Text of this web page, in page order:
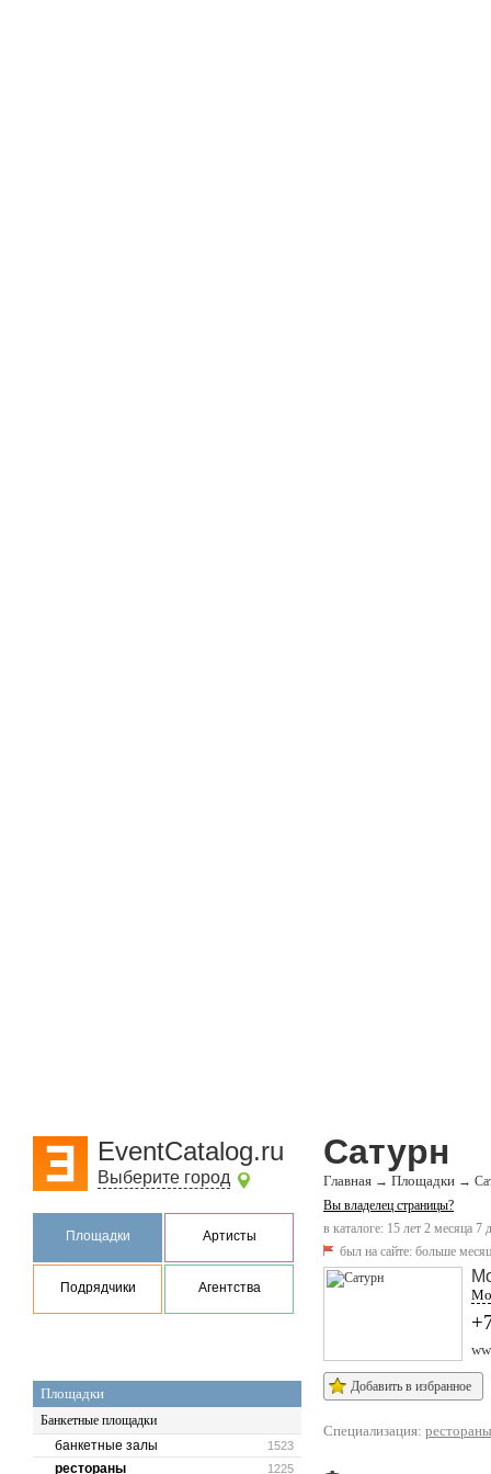
EventCatalog.ru
Выберите город
Площадки Артисты
Подрядчики Агентства
Площадки
Банкетные площадки
1523
банкетные залы
1225
рестораны
Сатурн
Главная → Площадки →
Вы владелец страницы?
в каталоге: 15 лет 2 месяца 7
был на сайте: больше
Добавить в избранное
Специализация: рестораны